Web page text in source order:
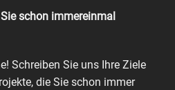
schon immereinmal
Schreiben Sie uns Ihre Ziele
die Sie schon immer